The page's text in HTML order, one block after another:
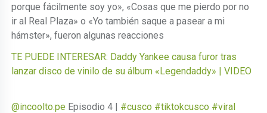
porque fácilmente soy yo», «Cosas que me pierdo por no
ir al Real Plaza» o «Yo también saque a pasear a mi
hámster», fueron algunas reacciones
TE PUEDE INTERESAR: Daddy Yankee causa furor tras
lanzar disco de vinilo de su álbum «Legendaddy» | VIDEO
@incoolto.pe Episodio 4 | #cusco #tiktokcusco #viral